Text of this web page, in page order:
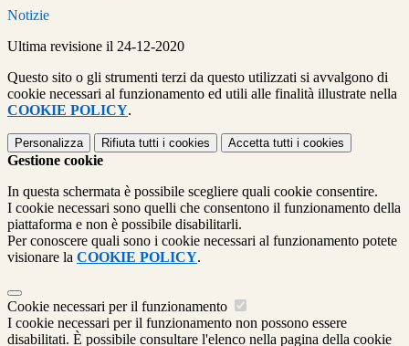
Notizie
Ultima revisione il 24-12-2020
Questo sito o gli strumenti terzi da questo utilizzati si avvalgono di
cookie necessari al funzionamento ed utili alle finalità illustrate nella
COOKIE POLICY.
Personalizza Rifiuta tutti i cookies Accetta tutti i cookies
Gestione cookie
In questa schermata è possibile scegliere quali cookie consentire.
I cookie necessari sono quelli che consentono il funzionamento della
piattaforma e non è possibile disabilitarli.
Per conoscere quali sono i cookie necessari al funzionamento potete
visionare la COOKIE POLICY.
Cookie necessari per il funzionamento
I cookie necessari per il funzionamento non possono essere
disabilitati. È possibile consultare l'elenco nella pagina della cookie